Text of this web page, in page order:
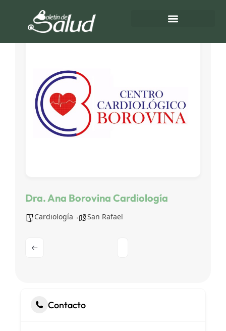
Dra. Ana Borovina Cardiología
Cardiología San Rafael
Contacto